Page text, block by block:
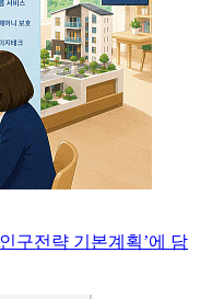
구전략 기본계획’에 담